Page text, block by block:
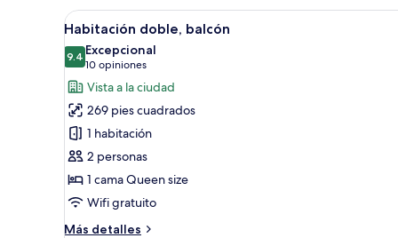
Deluxe
Abrir
todas
las
fotos
de
Habitación
doble,
balcón
Un dormitorio con cama,
22
Habitación doble, balcón
9.49.4 de 10
Excepcional
10 opiniones
(10
opiniones)
Vista a la ciudad
269 pies cuadrados
1 habitación
2 personas
1 cama Queen size
Wifi gratuito
Más detalles
Más